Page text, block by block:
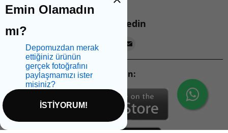
Bizi takip edin
Mobil Uygulamalarımızı İndirin:
Emin Olamadın
mı?
Depomuzdan merak
ettiğiniz ürünün
gerçek fotoğrafını
paylaşmamızı ister
misiniz?
İSTİYORUM!